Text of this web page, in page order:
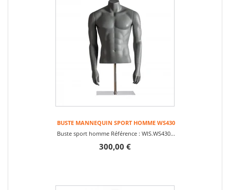
BUSTE MANNEQUIN SPORT HOMME WS430
Buste sport homme Référence : WIS.WS430...
300,00 €